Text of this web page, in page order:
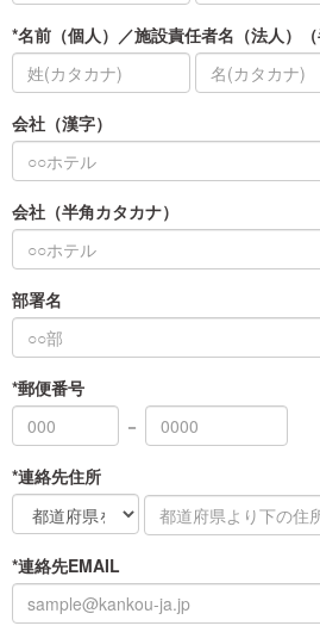
*名前（個人）／施設責任者名（法人）（
会社（漢字）
会社（半角カタカナ）
部署名
*郵便番号
－
*連絡先住所
*連絡先EMAIL